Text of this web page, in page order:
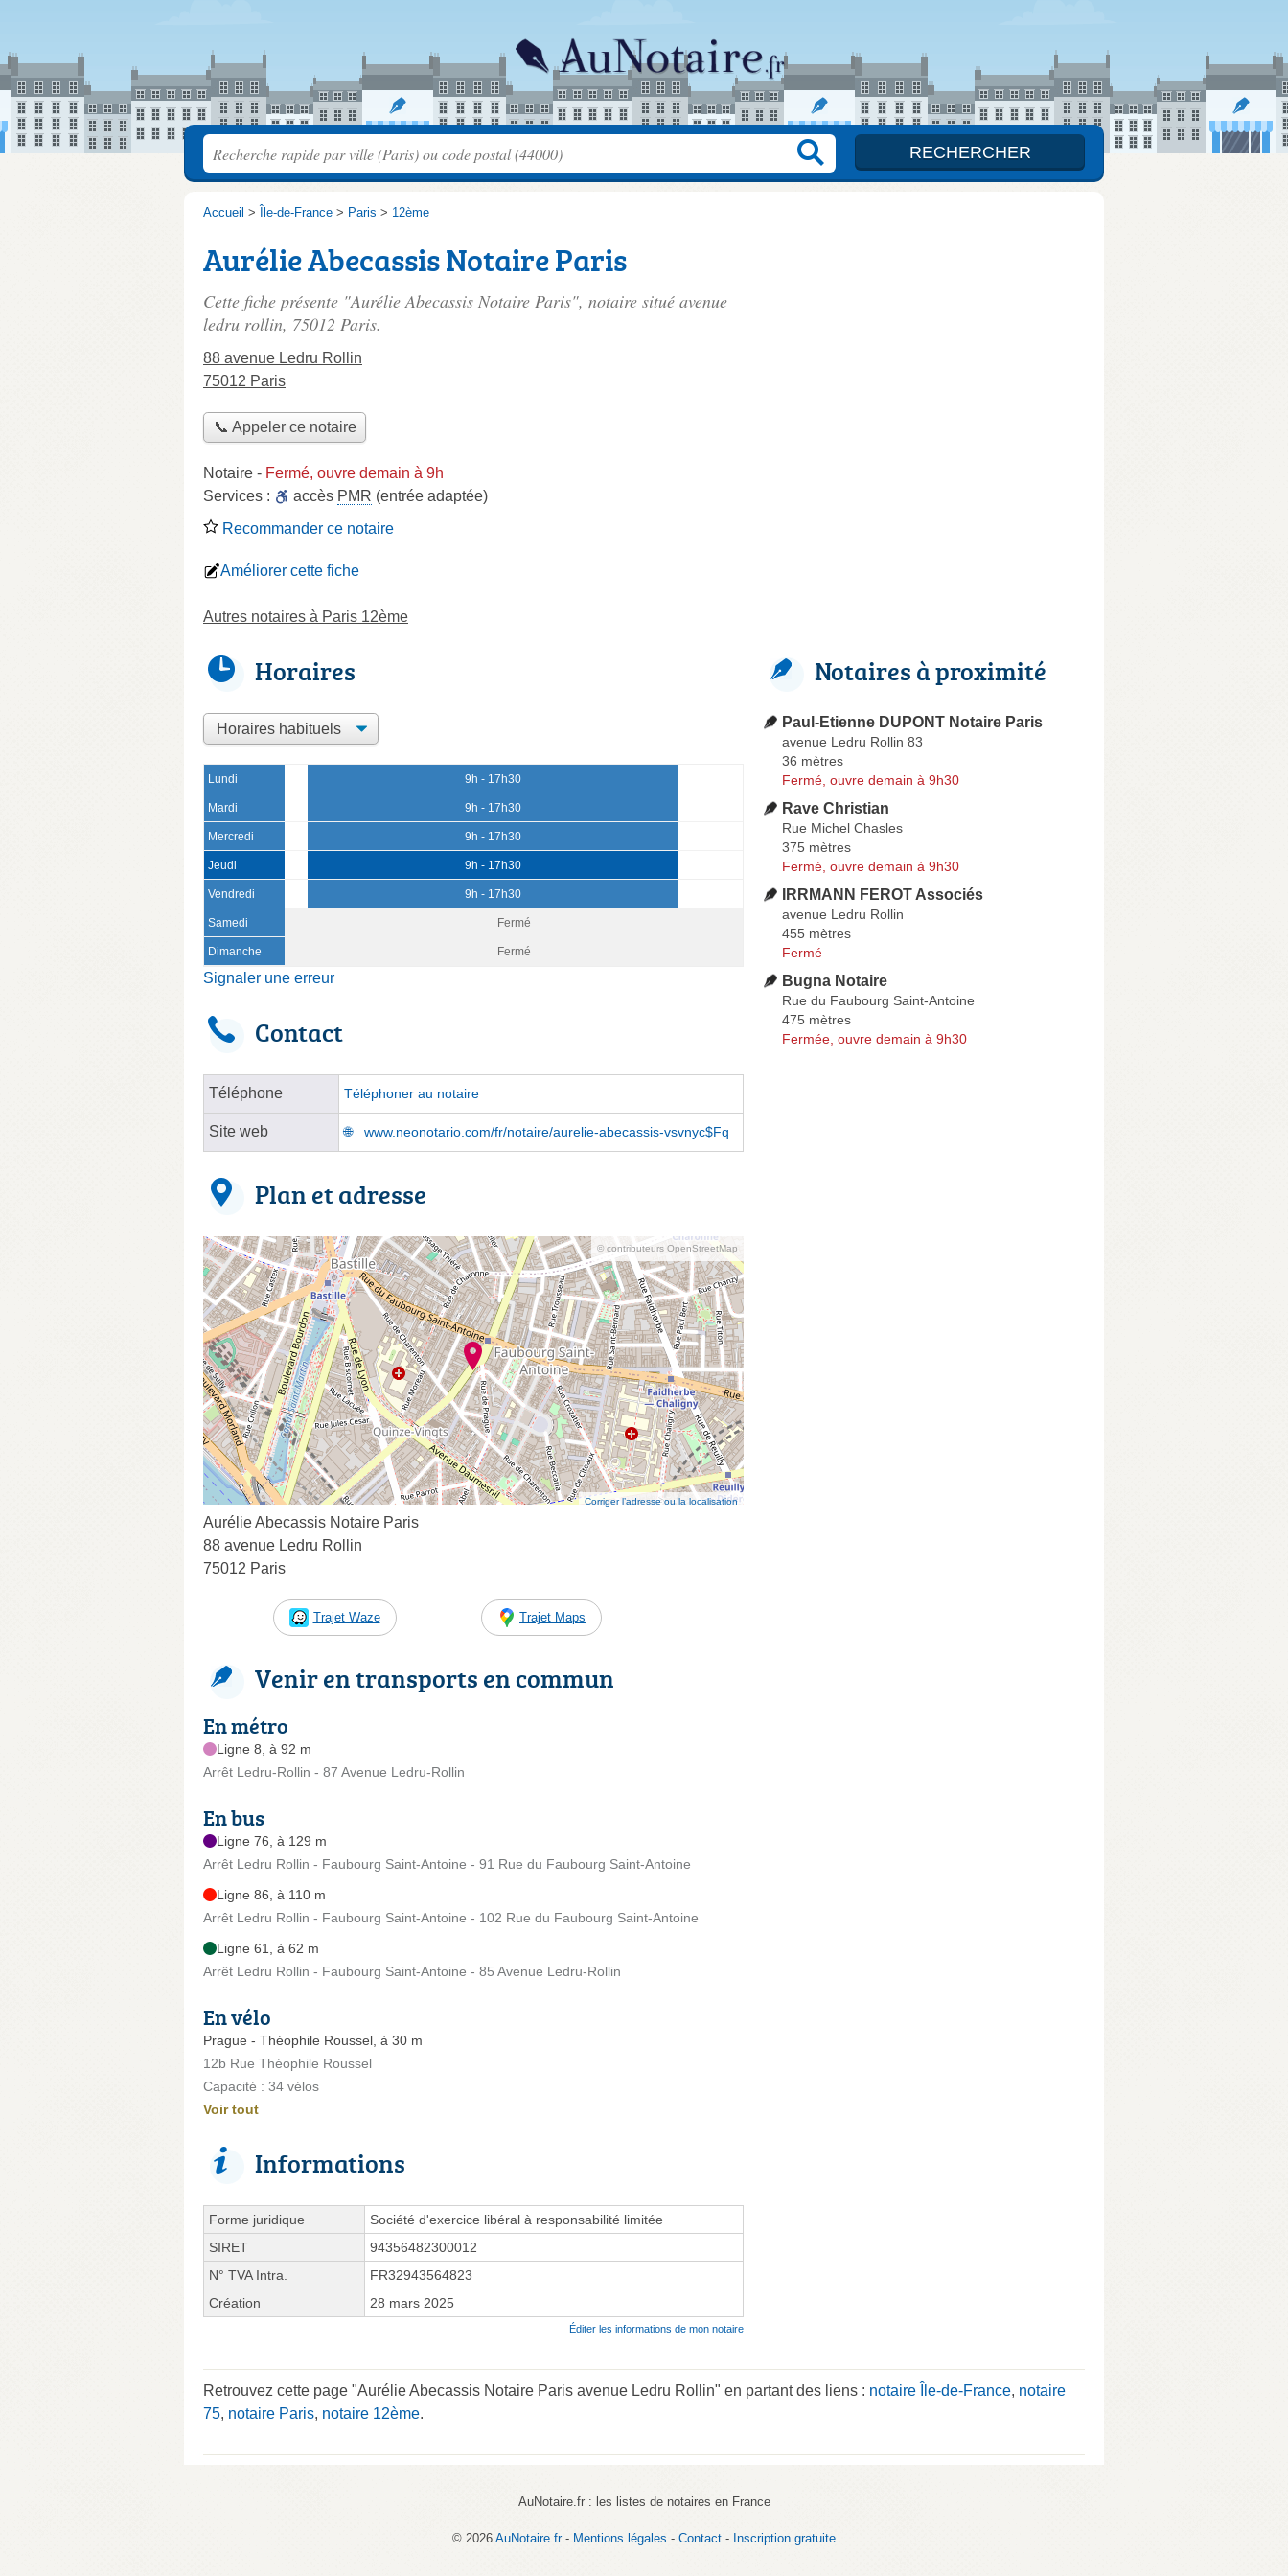
Accueil > Île-de-France > Paris > 12ème
Aurélie Abecassis Notaire Paris
Cette fiche présente "Aurélie Abecassis Notaire Paris", notaire situé avenue
ledru rollin, 75012 Paris.
88 avenue Ledru Rollin
75012 Paris
📞 Appeler ce notaire
Notaire - Fermé, ouvre demain à 9h
Services :
accès PMR (entrée adaptée)
Recommander ce notaire
Améliorer cette fiche
Autres notaires à Paris 12ème
Horaires
Lundi 9h - 17h30
Mardi 9h - 17h30
Mercredi 9h - 17h30
Jeudi 9h - 17h30
Vendredi 9h - 17h30
Samedi Fermé
Dimanche Fermé
Signaler une erreur
Contact
Téléphone Téléphoner au notaire
Site web www.neonotario.com/fr/notaire/aurelie-abecassis-vsvnyc$Fq
Plan et adresse
© contributeurs OpenStreetMap
Corriger l’adresse ou la localisation
Aurélie Abecassis Notaire Paris
88 avenue Ledru Rollin
75012 Paris
Trajet Waze Trajet Maps
Venir en transports en commun
En métro
Ligne 8, à 92 m
Arrêt Ledru-Rollin - 87 Avenue Ledru-Rollin
En bus
Ligne 76, à 129 m
Arrêt Ledru Rollin - Faubourg Saint-Antoine - 91 Rue du Faubourg Saint-Antoine
Ligne 86, à 110 m
Arrêt Ledru Rollin - Faubourg Saint-Antoine - 102 Rue du Faubourg Saint-Antoine
Ligne 61, à 62 m
Arrêt Ledru Rollin - Faubourg Saint-Antoine - 85 Avenue Ledru-Rollin
En vélo
Prague - Théophile Roussel, à 30 m
12b Rue Théophile Roussel
Capacité : 34 vélos
Voir tout
Informations
Forme juridique
Société d'exercice libéral à responsabilité limitée
SIRET
94356482300012
N° TVA Intra.
FR32943564823
Création
28 mars 2025
Éditer les informations de mon notaire
Notaires à proximité
Paul-Etienne DUPONT Notaire Paris
avenue Ledru Rollin 83
36 mètres
Fermé, ouvre demain à 9h30
Rave Christian
Rue Michel Chasles
375 mètres
Fermé, ouvre demain à 9h30
IRRMANN FEROT Associés
avenue Ledru Rollin
455 mètres
Fermé
Bugna Notaire
Rue du Faubourg Saint-Antoine
475 mètres
Fermée, ouvre demain à 9h30
Retrouvez cette page "Aurélie Abecassis Notaire Paris avenue Ledru Rollin" en partant des liens : notaire Île-de-France, notaire
75, notaire Paris, notaire 12ème.
AuNotaire.fr : les listes de notaires en France
© 2026 AuNotaire.fr - Mentions légales - Contact - Inscription gratuite